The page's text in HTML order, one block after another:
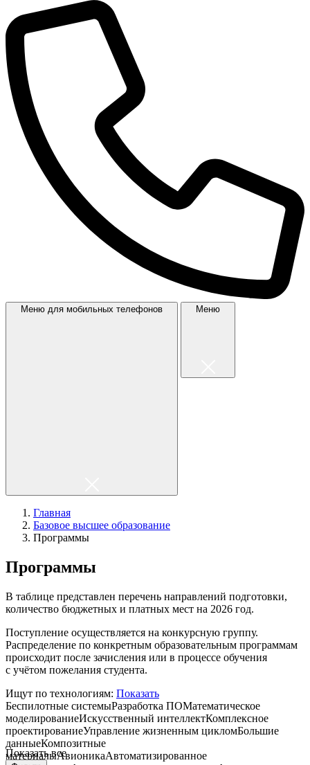
Меню для мобильных телефонов Меню
Главная
Базовое высшее образование
Программы
Программы
В таблице представлен перечень направлений подготовки,
количество бюджетных и платных мест на 2026 год.
Поступление осуществляется на конкурсную группу.
Распределение по конкретным образовательным программам
происходит после зачисления или в процессе обучения
с учётом пожелания студента.
Ищут по технологиям: Показать
Беспилотные системыРазработка ПОМатематическое
моделированиеИскусственный интеллектКомплексное
проектированиеУправление жизненным цикломБольшие
данныеКомпозитные
материалыАвионикаАвтоматизированное
Показать все